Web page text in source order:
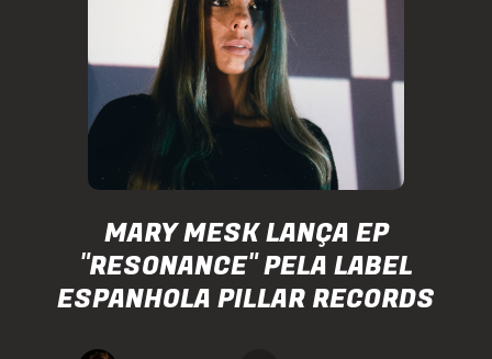
MARY MESK LANÇA EP
"RESONANCE" PELA LABEL
ESPANHOLA PILLAR RECORDS